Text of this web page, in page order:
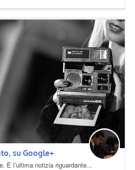
su Google+
È l’ultima notizia riguardante...